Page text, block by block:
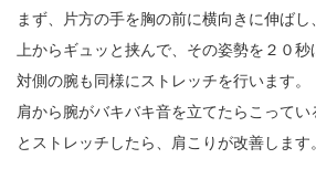
まず、片方の手を胸の前に横向きに伸ば
上からギュッと挟んで、その姿勢を２０
対側の腕も同様にストレッチを行います。
肩から腕がバキバキ音を立てたらこってい
とストレッチしたら、肩こりが改善します。